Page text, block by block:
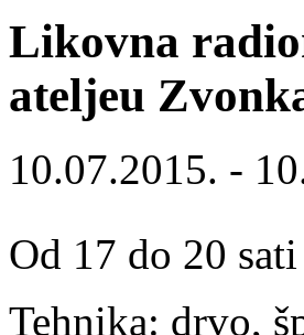
Likovna
ateljeu
10.07.2015. -
Od 17 do 20
Tehnika: drvo,